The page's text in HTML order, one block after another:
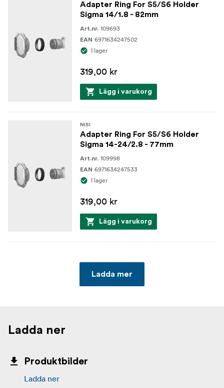
Adapter Ring For S5/S6 Holder
Sigma 14/1.8 - 82mm
Art.nr. 109693
EAN 6971634247502
I lager
319,00 kr
Lägg i varukorg
NISI
Adapter Ring For S5/S6 Holder
Sigma 14-24/2.8 - 77mm
Art.nr. 109998
EAN 6971634247533
I lager
319,00 kr
Lägg i varukorg
Ladda mer
Ladda ner
Produktbilder
Ladda ner